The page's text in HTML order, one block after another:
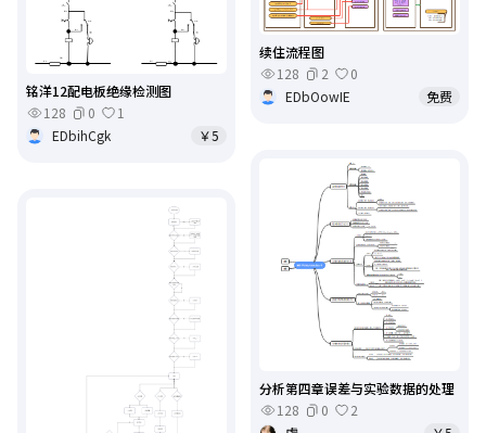
续住流程图
128
2
0
EDbOowIE
免费
铭洋12配电板绝缘检测图
128
0
1
EDbihCgk
￥5
分析第四章误差与实验数据的处理
128
0
2